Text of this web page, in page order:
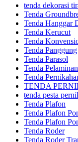
tenda dekorasi
Tenda
Tenda Hanggar
Tenda Kerucut
Tenda
Tenda Panggung
Tenda Parasol
Tenda
Tenda
TENDA
tenda pesta
Tenda Plafon
Tenda Plafon
Tenda Plafon
Tenda Roder
Tenda Roder